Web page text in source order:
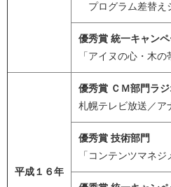
プログラム差替え
優秀賞 統一キャン
「アイヌの心・木の
平成１６年
優秀賞 ＣＭ部門ラ
札幌テレビ放送／
優秀賞 技術部門
「コンテンツマネジ